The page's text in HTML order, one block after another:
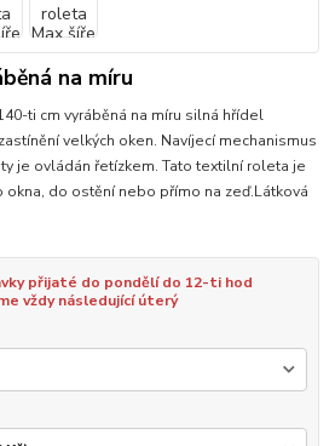
na míru
ti cm vyráběná na míru silná hřídel
velkých oken. Navíjecí mechanismus
je ovládán řetízkem. Tato textilní roleta je
okna, do ostění nebo přímo na zeď.Látková
přijaté do pondělí do 12-ti hod
vždy následující úterý